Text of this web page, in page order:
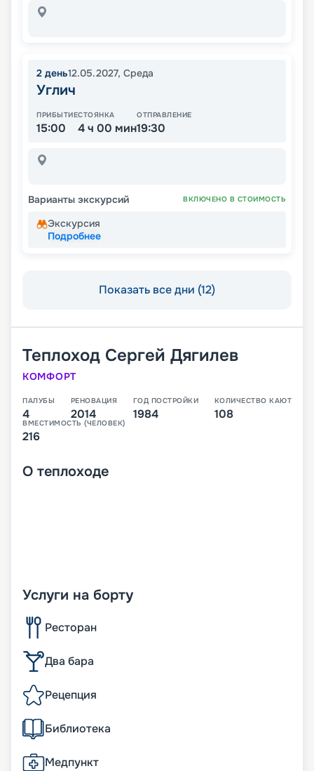
2 день12.05.2027, Среда
Углич
ПРИБЫТИЕ
15:00
СТОЯНКА
4 ч 00 мин
ОТПРАВЛЕНИЕ
19:30
Варианты экскурсий ВКЛЮЧЕНО В СТОИМОСТЬ
Экскурсия
Подробнее
Показать все дни (12)
Теплоход Сергей Дягилев
КОМФОРТ
ПАЛУБЫ
4
РЕНОВАЦИЯ
2014
ГОД ПОСТРОЙКИ
1984
КОЛИЧЕСТВО КАЮТ
108
ВМЕСТИМОСТЬ (ЧЕЛОВЕК)
216
О теплоходе
Услуги на борту
Ресторан
Два бара
Рецепция
Библиотека
Медпункт